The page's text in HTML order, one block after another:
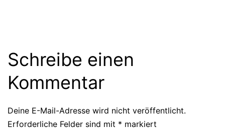
Schreibe einen
Kommentar
Deine E-Mail-Adresse wird nicht veröffentlicht.
Erforderliche Felder sind mit * markiert